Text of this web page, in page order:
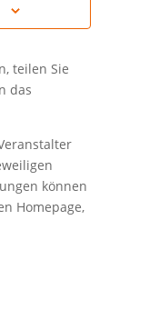
teilen Sie
das
können
Homepage,